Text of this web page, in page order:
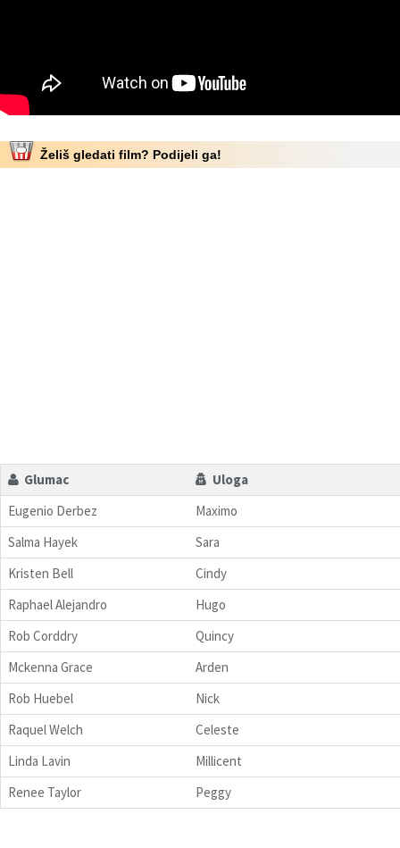
Želiš gledati film? Podijeli ga!
Glumac
Uloga
Eugenio Derbez
Maximo
Salma Hayek
Sara
Kristen Bell
Cindy
Raphael Alejandro
Hugo
Rob Corddry
Quincy
Mckenna Grace
Arden
Rob Huebel
Nick
Raquel Welch
Celeste
Linda Lavin
Millicent
Renee Taylor
Peggy